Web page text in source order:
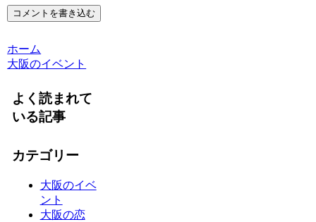
コメントを書き込む
ホーム
大阪のイベント
よく読まれて
いる記事
カテゴリー
大阪のイベ
ント
大阪の恋